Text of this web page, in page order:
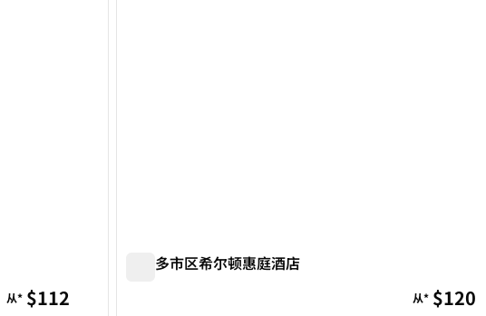
从* $112
奥兰多市区希尔顿惠庭酒店
从* $120